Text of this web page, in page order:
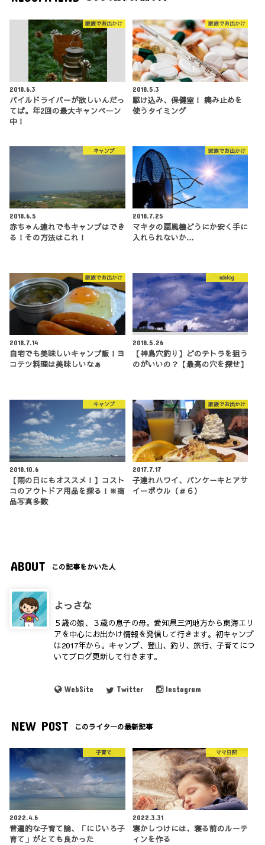
家族でお出かけ
2018.6.3
パイルドライバーが欲しいんだっ
てば。年2回の最大キャンペーン
中！
家族でお出かけ
2018.5.3
駆け込み、保健室！ 痛み止めを
使うタイミング
キャンプ
2018.6.5
赤ちゃん連れでもキャンプはでき
る！その方法はこれ！
家族でお出かけ
2018.7.25
マキタの扇風機どうにか安く手に
入れられないか…
家族でお出かけ
2018.7.14
自宅でも美味しいキャンプ飯！ヨ
コテツ料理は美味しいなぁ
adalog
2018.5.26
【神島穴釣り】どのテトラを狙う
のがいいの？【最高の穴を探せ】
キャンプ
2018.10.6
【雨の日にもオススメ！】コスト
コのアウトドア用品を探る！※商
品写真多数
家族でお出かけ
2017.7.17
子連れハワイ、パンケーキとアサ
イーボウル（＃６）
ABOUT この記事をかいた人
よっさな
５歳の娘、３歳の息子の母。愛知県三河地方から東海エリ
アを中心にお出かけ情報を発信して行きます。初キャンプ
は2017年から。キャンプ、登山、釣り、旅行、子育てにつ
いてブログ更新して行きます。
WebSite Twitter Instagram
NEW POST このライターの最新記事
子育て
2022.4.6
普遍的な子育て論、「にじいろ子
育て」がとても良かった
ママ日記
2022.3.31
寝かしつけには、寝る前のルーテ
ィンを作る